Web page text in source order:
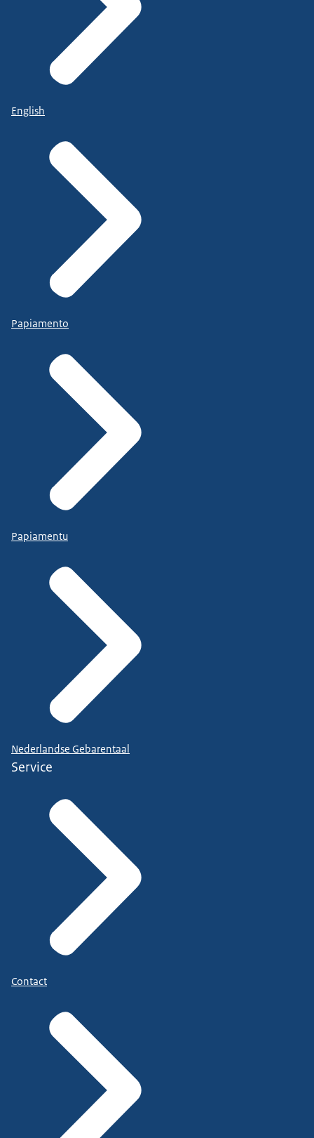
English
Papiamento
Papiamentu
Nederlandse Gebarentaal
Service
Contact